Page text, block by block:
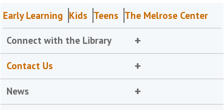
Early Learning Kids Teens The Melrose Center
Connect with the Library
Contact Us
News